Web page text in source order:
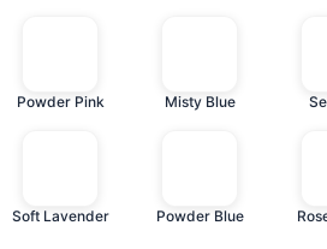
Powder Pink Misty Blue
Soft Lavender Powder Blue